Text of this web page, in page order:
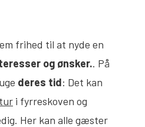
frihed til at nyde en
og ønsker.. På
deres tid: Det kan
i fyrreskoven og
Her kan alle gæster